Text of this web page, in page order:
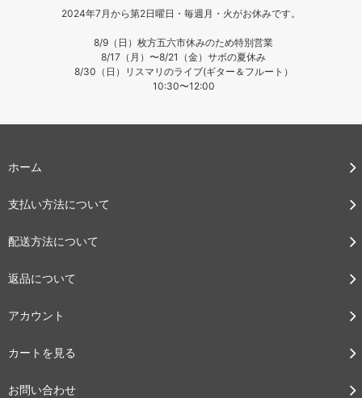
2024年7月から第2日曜日・毎週月・火がお休みです。
8/9（日）枚方五六市休みのため特別営業
8/17（月）〜8/21（金）サボの夏休み
8/30（日）リスマリのライブ(ギター＆フルート）
10:30〜12:00
ホーム
支払い方法について
配送方法について
返品について
アカウント
カートを見る
お問い合わせ